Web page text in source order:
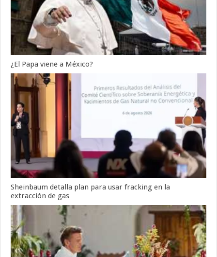
¿El Papa viene a México?
Sheinbaum detalla plan para usar fracking en la
extracción de gas